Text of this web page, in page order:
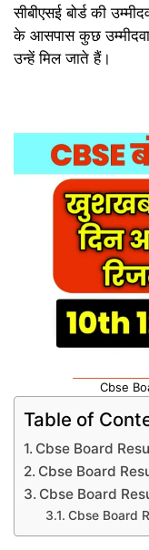
सीबीएसई बोर्ड की
के आसपास कुछ
उन्हें मिल जाते हैं।
Cbse
Table of
Cbse Board
Cbse Board
Cbse Board
Cbse Board